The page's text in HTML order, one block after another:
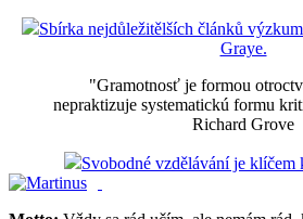
Sbírka nejdůležitělších článků
Graye.
"Gramotnosť je formou
nepraktizuje systematickú formu
Richard Grove
Svobodné vzdělávání je klíčem